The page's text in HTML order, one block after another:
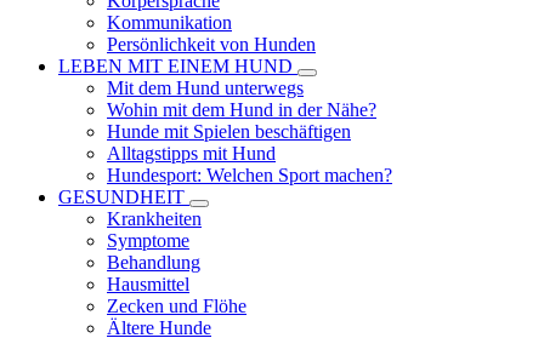
Kommunikation
Persönlichkeit von Hunden
LEBEN MIT EINEM HUND
Mit dem Hund unterwegs
Wohin mit dem Hund in der Nähe?
Hunde mit Spielen beschäftigen
Alltagstipps mit Hund
Hundesport: Welchen Sport machen?
GESUNDHEIT
Krankheiten
Symptome
Behandlung
Hausmittel
Zecken und Flöhe
Ältere Hunde